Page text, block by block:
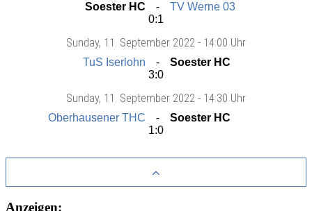
Soester HC
TV Werne 03
0:1
Sunday, 11. September 2022 - 14:00 Uhr
TuS Iserlohn
Soester HC
3:0
Sunday, 11. September 2022 - 14:30 Uhr
Oberhausener THC
Soester HC
1:0
Anzeigen: